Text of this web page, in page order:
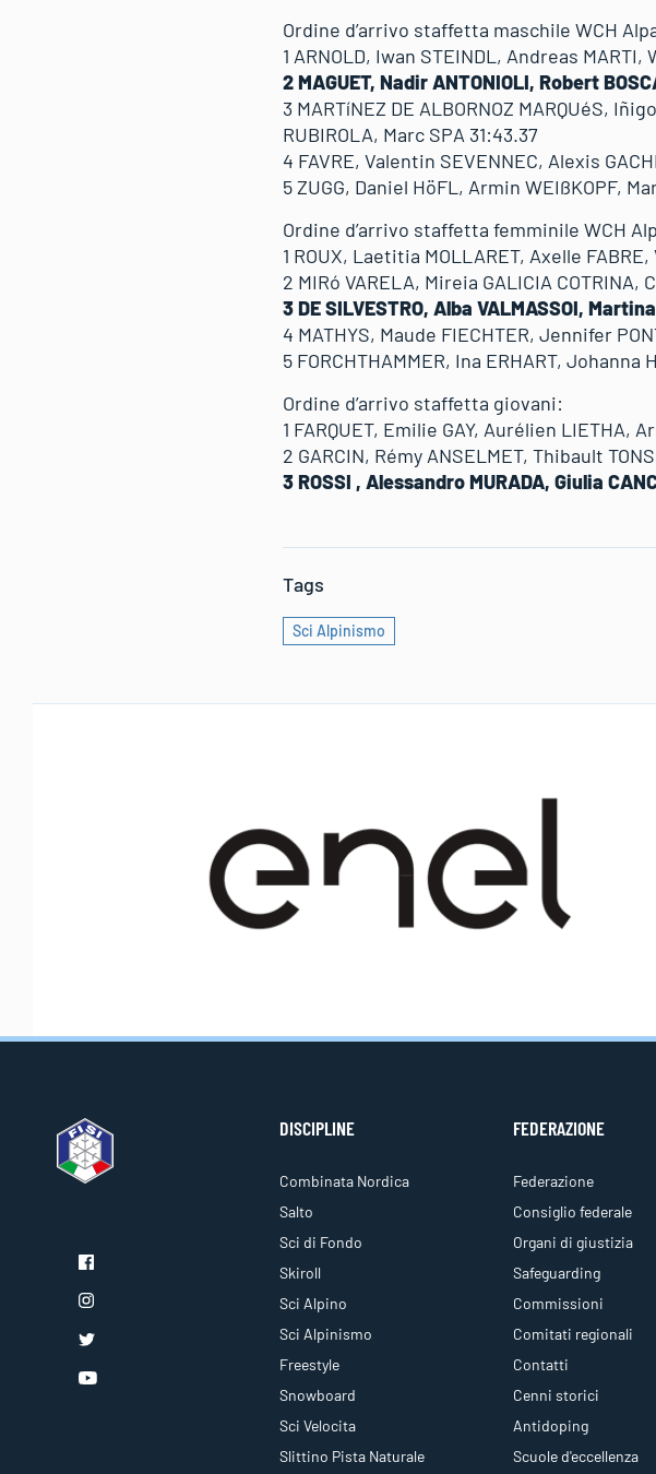
Ordine d’arrivo staffetta maschile WCH
1 ARNOLD, Iwan STEINDL, Andreas
2 MAGUET, Nadir ANTONIOLI, Robert
3 MARTíNEZ DE ALBORNOZ MARQUéS,
RUBIROLA, Marc SPA 31:43.37
4 FAVRE, Valentin SEVENNEC, Alexis
5 ZUGG, Daniel HöFL, Armin WEIßKOPF,
Ordine d’arrivo staffetta femminile WCH
1 ROUX, Laetitia MOLLARET, Axelle
2 MIRó VARELA, Mireia GALICIA
3 DE SILVESTRO, Alba VALMASSOI,
4 MATHYS, Maude FIECHTER, Jennifer
5 FORCHTHAMMER, Ina ERHART,
Ordine d’arrivo staffetta giovani:
1 FARQUET, Emilie GAY, Aurélien LIETHA,
2 GARCIN, Rémy ANSELMET, Thibault
3 ROSSI , Alessandro MURADA, Giulia
Tags
Sci Alpinismo
DISCIPLINE
Combinata Nordica
Salto
Sci di Fondo
Skiroll
Sci Alpino
Sci Alpinismo
Freestyle
Snowboard
Sci Velocita
Slittino Pista Naturale
FEDERAZIONE
Federazione
Consiglio federale
Organi di giustizia
Safeguarding
Commissioni
Comitati regionali
Contatti
Cenni storici
Antidoping
Scuole d'eccellenza